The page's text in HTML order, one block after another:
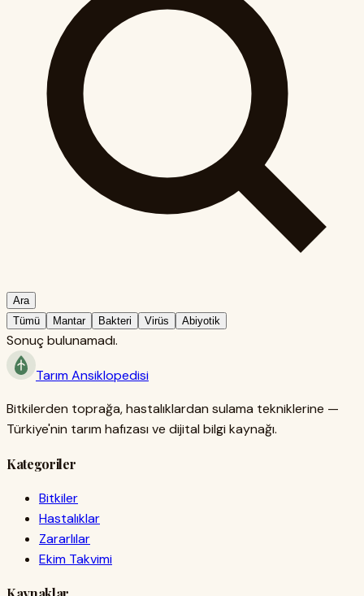
Ara
Tümü
Mantar Bakteri Virüs Abiyotik
Sonuç bulunamadı.
TarımAnsiklopedisi
Bitkilerden toprağa, hastalıklardan sulama tekniklerine —
Türkiye'nin tarım hafızası ve dijital bilgi kaynağı.
Kategoriler
Bitkiler
Hastalıklar
Zararlılar
Ekim Takvimi